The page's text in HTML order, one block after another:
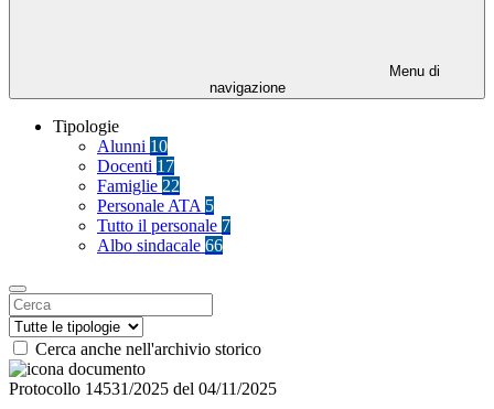
Menu di
navigazione
Tipologie
Alunni 10
Docenti 17
Famiglie 22
Personale ATA 5
Tutto il personale 7
Albo sindacale 66
Cerca anche nell'archivio storico
Protocollo 14531/2025 del 04/11/2025